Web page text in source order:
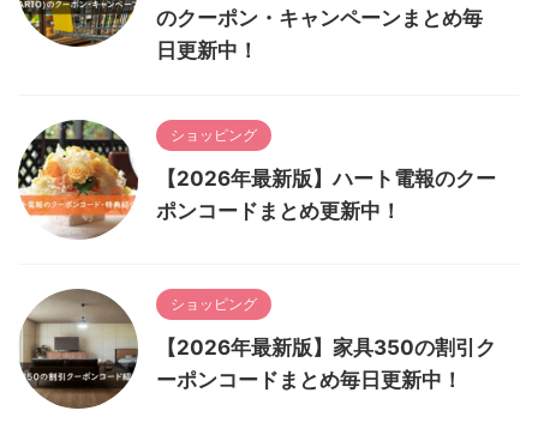
のクーポン・キャンペーンまとめ毎
日更新中！
ショッピング
【2026年最新版】ハート電報のクー
ポンコードまとめ更新中！
ショッピング
【2026年最新版】家具350の割引ク
ーポンコードまとめ毎日更新中！